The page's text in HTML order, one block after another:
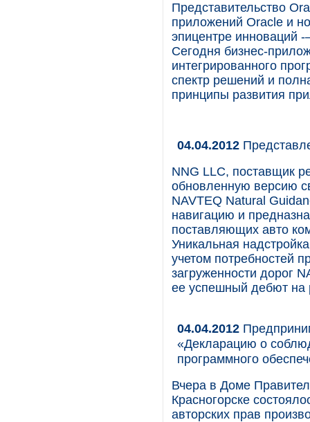
Представительство
приложений Oracle и
эпицентре инноваций
Сегодня бизнес-
интегрированного
спектр решений и
принципы развития
04.04.2012
NNG LLC, поставщик
обновленную версию
NAVTEQ Natural
навигацию и
поставляющих авто
Уникальная
учетом потребностей
загруженности дорог
ее успешный дебют на
04.04.2012
«Декларацию о
программного
Вчера в Доме
Красногорске
авторских прав